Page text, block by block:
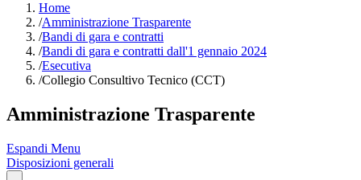
Home
/Amministrazione Trasparente
/Bandi di gara e contratti
/Bandi di gara e contratti dall'1 gennaio 2024
/Esecutiva
/Collegio Consultivo Tecnico (CCT)
Amministrazione Trasparente
Espandi Menu
Disposizioni generali